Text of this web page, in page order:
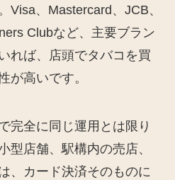
Visa、Mastercard、JCB、
Clubなど、主要ブラン
れば、店頭でタバコを買
が高いです。
完全に同じ運用とは限り
型店舗、駅構内の売店、
、カード決済そのものに